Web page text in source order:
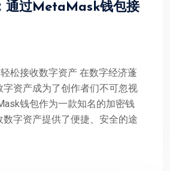
通过MetaMask钱包接
松接收数字资产 在数字经济蓬
资产成为了创作者们不可忽视
钱包作为一款知名的加密钱
字资产提供了便捷、安全的途